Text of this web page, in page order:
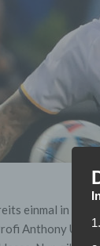
einmal in
Anthony Ujah